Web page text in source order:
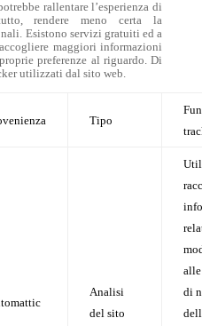
rallentare l’esperienza di
rendere meno certa la
Esistono servizi gratuiti ed a
maggiori informazioni
preferenze al riguardo. Di
utilizzati dal sito web.
Tipo
Analisi
del sito
di